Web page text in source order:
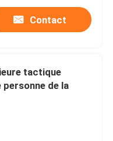
Contact
tactique
de la